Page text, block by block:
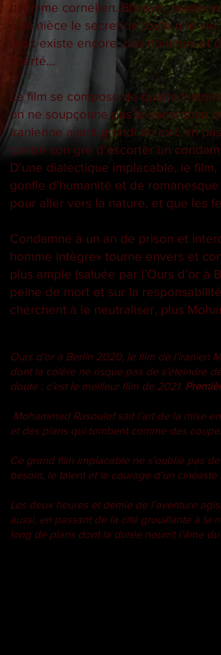
dilemme cornélien. Bharam,
à sa nièce le secret de toute une
mort existe encore, des hommes
liberté…
Le film se compose de quatre
on ne soupçonne pas le sacerdoce
Iranienne ayant grandi en exil, en
contre son gré d’escorter un
D’une dialectique implacable, le
gonfle d’humanité et de
pour aller vers la nature, et que les
Condamné à un an de prison et
homme intègre» tourne envers et
plus ample (saluée par l’Ours d’or
peine de mort et sur la
cherchent à le neutraliser, plus
Ours d'or à Berlin 2020, le film de l'iranien
dont la colère ne risque pas de s'éteindre
doute : c'est le meilleur film de 2021.
Mohammad Rasoulof sait l’art de la mise
et des plans qui tombent comme des
Ce grand film implacable ne s’oublie pas
besoin, le talent et le courage d’un
Les deux heures et demie de l’aventure
aussi, en passant de la cité grouillante à la
long de plans dont la durée nourrit l’âme